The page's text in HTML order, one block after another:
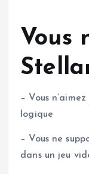
Vous
– Vous
logique
– Vous ne
dans un jeu